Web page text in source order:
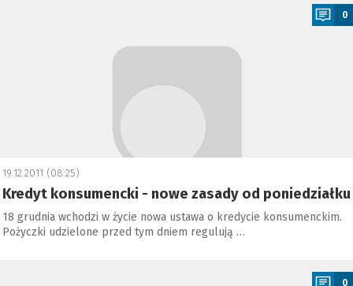
0
19.12.2011 (08:25)
Kredyt konsumencki - nowe zasady od poniedziałku
18 grudnia wchodzi w życie nowa ustawa o kredycie konsumenckim.
Pożyczki udzielone przed tym dniem regulują …
0